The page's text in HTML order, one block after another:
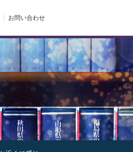
お問い合わせ